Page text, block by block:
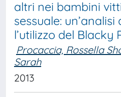
altri nei bambini
sessuale:
l’utilizzo del Blacky
Procaccia, Rossella
Sarah
2013